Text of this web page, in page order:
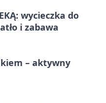
wycieczka do
i zabawa
– aktywny